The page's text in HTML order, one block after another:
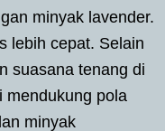
minyak lavender.
lebih cepat. Selain
suasana tenang di
mendukung pola
minyak